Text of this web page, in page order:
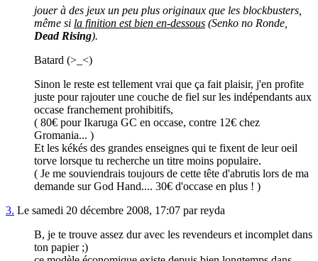
jouer à des jeux un peu plus originaux que les blockbusters,
même si la finition est bien en-dessous (Senko no Ronde,
Dead Rising).
Batard (>_<)
Sinon le reste est tellement vrai que ça fait plaisir, j'en profite
juste pour rajouter une couche de fiel sur les indépendants aux
occase franchement prohibitifs,
( 80€ pour Ikaruga GC en occase, contre 12€ chez
Gromania... )
Et les kékés des grandes enseignes qui te fixent de leur oeil
torve lorsque tu recherche un titre moins populaire.
( Je me souviendrais toujours de cette tête d'abrutis lors de ma
demande sur God Hand.... 30€ d'occase en plus ! )
3. Le samedi 20 décembre 2008, 17:07 par reyda
B, je te trouve assez dur avec les revendeurs et incomplet dans
ton papier ;)